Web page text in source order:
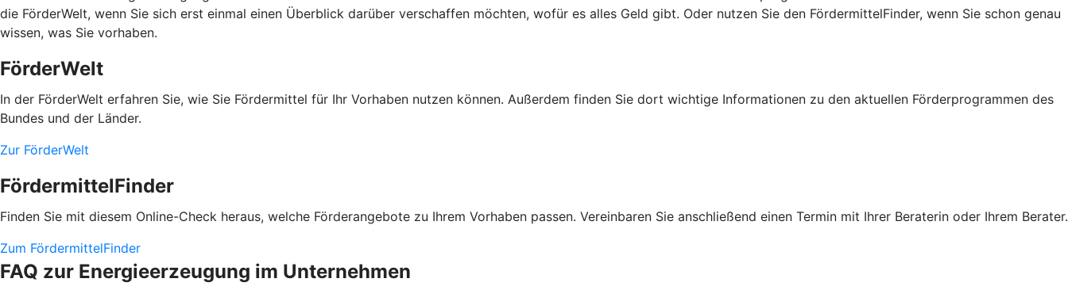
die FörderWelt, wenn Sie sich erst einmal einen Überblick darüber verschaffen möchten, wofür es alles Geld gibt. Oder nutzen Sie den FördermittelFinder, wenn Sie schon genau
wissen, was Sie vorhaben.
FörderWelt
In der FörderWelt erfahren Sie, wie Sie Fördermittel für Ihr Vorhaben nutzen können. Außerdem finden Sie dort wichtige Informationen zu den aktuellen Förderprogrammen des
Bundes und der Länder.
Zur FörderWelt
FördermittelFinder
Finden Sie mit diesem Online-Check heraus, welche Förderangebote zu Ihrem Vorhaben passen. Vereinbaren Sie anschließend einen Termin mit Ihrer Beraterin oder Ihrem Berater.
Zum FördermittelFinder
FAQ zur Energieerzeugung im Unternehmen